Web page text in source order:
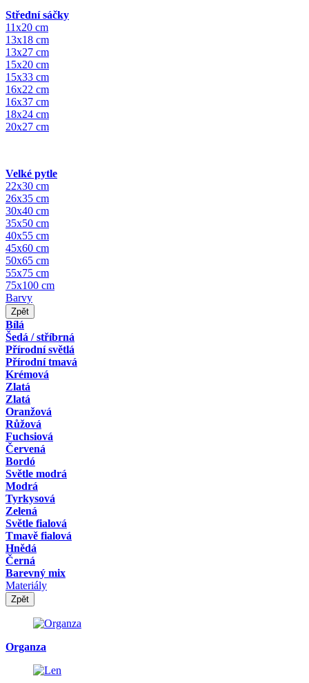
Střední sáčky
11x20 cm
13x18 cm
13x27 cm
15x20 cm
15x33 cm
16x22 cm
16x37 cm
18x24 cm
20x27 cm
Velké pytle
22x30 cm
26x35 cm
30x40 cm
35x50 cm
40x55 cm
45x60 cm
50x65 cm
55x75 cm
75x100 cm
Barvy
Zpět
Bílá
Šedá / stříbrná
Přírodní světlá
Přírodní tmavá
Krémová
Zlatá
Zlatá
Oranžová
Růžová
Fuchsiová
Červená
Bordó
Světle modrá
Modrá
Tyrkysová
Zelená
Světle fialová
Tmavě fialová
Hnědá
Černá
Barevný mix
Materiály
Zpět
Organza